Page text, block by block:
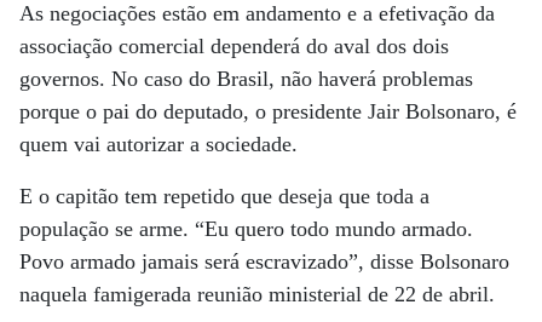
As negociações estão em andamento e a efetivação da
associação comercial dependerá do aval dos dois
governos. No caso do Brasil, não haverá problemas
porque o pai do deputado, o presidente Jair Bolsonaro, é
quem vai autorizar a sociedade.
E o capitão tem repetido que deseja que toda a
população se arme. “Eu quero todo mundo armado.
Povo armado jamais será escravizado”, disse Bolsonaro
naquela famigerada reunião ministerial de 22 de abril.